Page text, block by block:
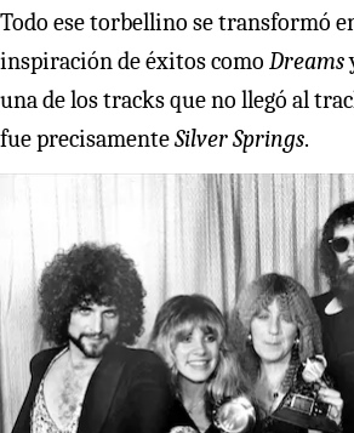
Todo ese torbellino se transformó
inspiración de éxitos como Dreams
una de los tracks que no llegó al
fue precisamenteSilver Springs.